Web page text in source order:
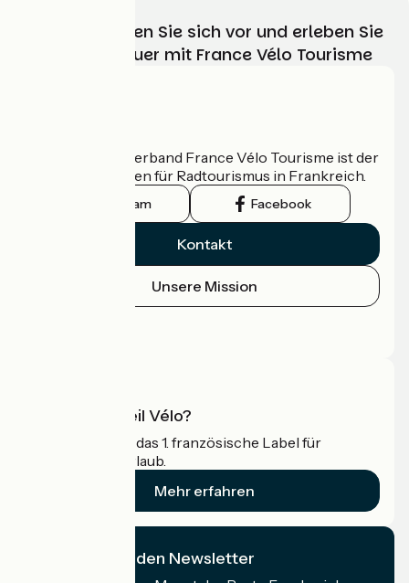
Wählen, bereiten Sie sich vor und erleben Sie
Ihr Radabenteuer mit France Vélo Tourisme
Der nationale Verband France Vélo Tourisme ist der
offizielle Leitfaden für Radtourismus in Frankreich.
Instagram Facebook
Kontakt
Unsere Mission
Was ist Accueil Vélo?
Accueil Vélo ist das 1. französische Label für
Radfahrer im Urlaub.
Mehr erfahren
Ich abonniere den Newsletter